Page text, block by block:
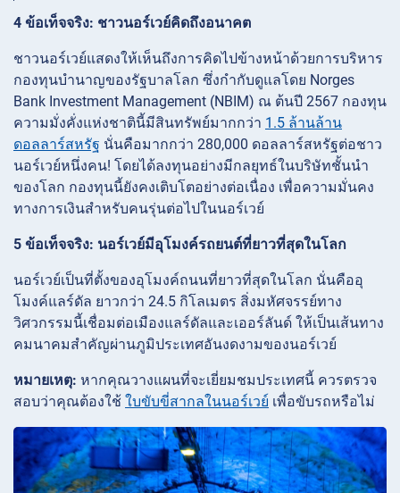
4 ข้อเท็จจริง: ชาวนอร์เวย์คิดถึงอนาคต
ชาวนอร์เวย์แสดงให้เห็นถึงการคิดไปข้างหน้าด้วยการบริหาร
กองทุนบำนาญของรัฐบาลโลก ซึ่งกำกับดูแลโดย Norges
Bank Investment Management (NBIM) ณ ต้นปี 2567 กองทุน
ความมั่งคั่งแห่งชาตินี้มีสินทรัพย์มากกว่า 1.5 ล้านล้าน
ดอลลาร์สหรัฐ นั่นคือมากกว่า 280,000 ดอลลาร์สหรัฐต่อชาว
นอร์เวย์หนึ่งคน! โดยได้ลงทุนอย่างมีกลยุทธ์ในบริษัทชั้นนำ
ของโลก กองทุนนี้ยังคงเติบโตอย่างต่อเนื่อง เพื่อความมั่นคง
ทางการเงินสำหรับคนรุ่นต่อไปในนอร์เวย์
5 ข้อเท็จจริง: นอร์เวย์มีอุโมงค์รถยนต์ที่ยาวที่สุดในโลก
นอร์เวย์เป็นที่ตั้งของอุโมงค์ถนนที่ยาวที่สุดในโลก นั่นคืออุ
โมงค์แลร์ดัล ยาวกว่า 24.5 กิโลเมตร สิ่งมหัศจรรย์ทาง
วิศวกรรมนี้เชื่อมต่อเมืองแลร์ดัลและเออร์ลันด์ ให้เป็นเส้นทาง
คมนาคมสำคัญผ่านภูมิประเทศอันงดงามของนอร์เวย์
หมายเหตุ: หากคุณวางแผนที่จะเยี่ยมชมประเทศนี้ ควรตรวจ
สอบว่าคุณต้องใช้ ใบขับขี่สากลในนอร์เวย์ เพื่อขับรถหรือไม่